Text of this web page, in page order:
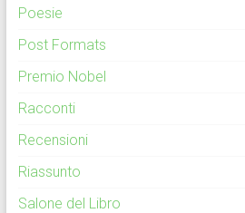
Poesie
Post Formats
Premio Nobel
Racconti
Recensioni
Riassunto
Salone del Libro